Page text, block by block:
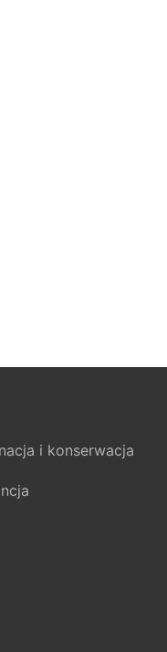
i konserwacja